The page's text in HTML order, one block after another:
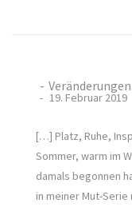
19. Februar 2019
[…] Platz, Ruhe,
Sommer, warm im
damals begonnen
in meiner Mut-